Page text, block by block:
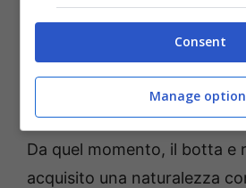
bella per essere vera“, ha
pronta come sempre, ha
spontaneità che l’ha resa
amate del programma.
Da quel momento, il botta e
acquisito una naturalezza
Consent
Manage